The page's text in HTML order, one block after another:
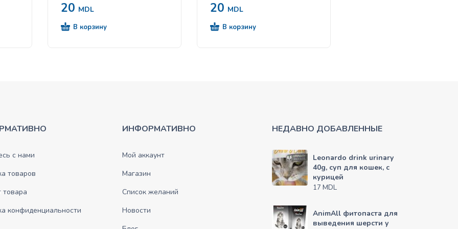
20 MDL
В корзину
20 MDL
В корзину
с нами
товаров
товара
конфиденциальности
ИНФОРМАТИВНО
Мой аккаунт
Магазин
Список желаний
Новости
НЕДАВНО ДОБАВЛЕННЫЕ
Leonardo drink urinary
40g, суп для кошек, с
курицей
17 MDL
AnimAll фитопаста для
выведения шерсти у